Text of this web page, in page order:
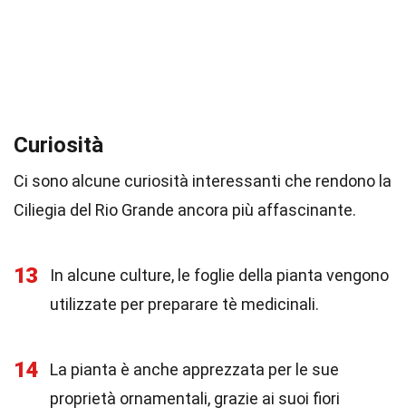
Curiosità
Ci sono alcune curiosità interessanti che rendono la
Ciliegia del Rio Grande ancora più affascinante.
13
In alcune culture, le foglie della pianta vengono
utilizzate per preparare tè medicinali.
14
La pianta è anche apprezzata per le sue
proprietà ornamentali, grazie ai suoi fiori